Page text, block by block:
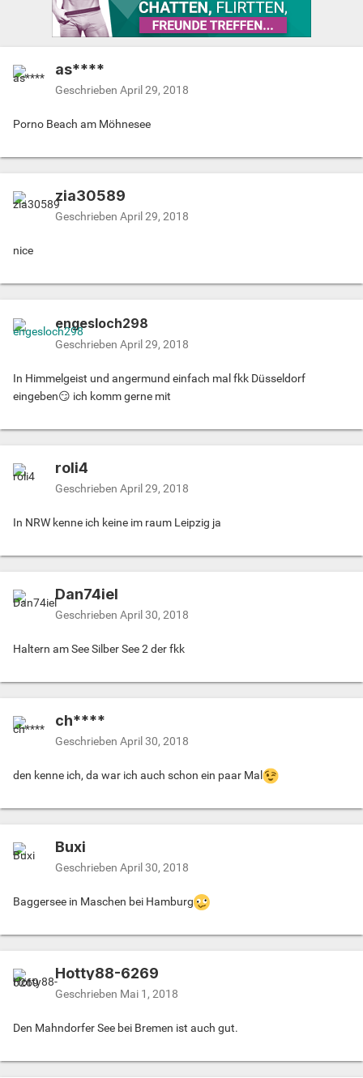
as****
Geschrieben April 29, 2018
Porno Beach am Möhnesee
zia30589
Geschrieben April 29, 2018
nice
engesloch298
Geschrieben April 29, 2018
In Himmelgeist und angermund einfach mal fkk Düsseldorf
eingeben😏 ich komm gerne mit
roli4
Geschrieben April 29, 2018
In NRW kenne ich keine im raum Leipzig ja
Dan74iel
Geschrieben April 30, 2018
Haltern am See Silber See 2 der fkk
ch****
Geschrieben April 30, 2018
den kenne ich, da war ich auch schon ein paar Mal
Buxi
Geschrieben April 30, 2018
Baggersee in Maschen bei Hamburg
Hotty88-6269
Geschrieben Mai 1, 2018
Den Mahndorfer See bei Bremen ist auch gut.